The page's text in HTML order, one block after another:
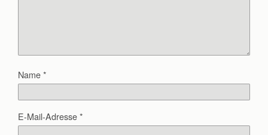
Name*
E-Mail-Adresse*